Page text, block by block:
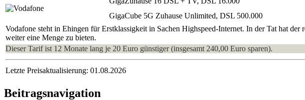
GigaCube 5G Zuhause Unlimited, DSL 500.000
Vodafone steht in Ehingen für Erstklassigkeit in Sachen Highspeed-Internet. In der Tat hat
weiter eine Menge zu bieten.
Dieser Tarif ist 12 Monate lang je 20 Euro günstiger (insgesamt 240,00 Euro sparen).
Letzte Preisaktualisierung: 01.08.2026
Beitragsnavigation